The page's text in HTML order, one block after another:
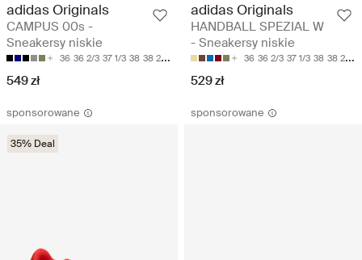
adidas Originals
CAMPUS 00s -
Sneakersy niskie
36 36 2/3 37 1/3 38 38 2/3
549 zł
adidas Originals
HANDBALL SPEZIAL W
- Sneakersy niskie
36 36 2/3 37 1/3 38 38 2/3
529 zł
sponsorowane
35% Deal
sponsorowane